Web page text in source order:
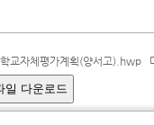
교자체평가계획(양서고).hwp
일 다운로드